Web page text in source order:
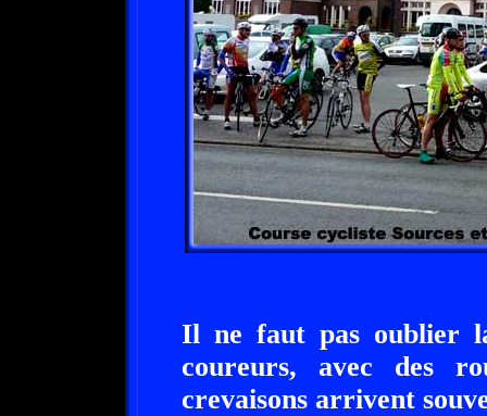
Il ne faut pas oublier
coureurs, avec des
crevaisons arrivent